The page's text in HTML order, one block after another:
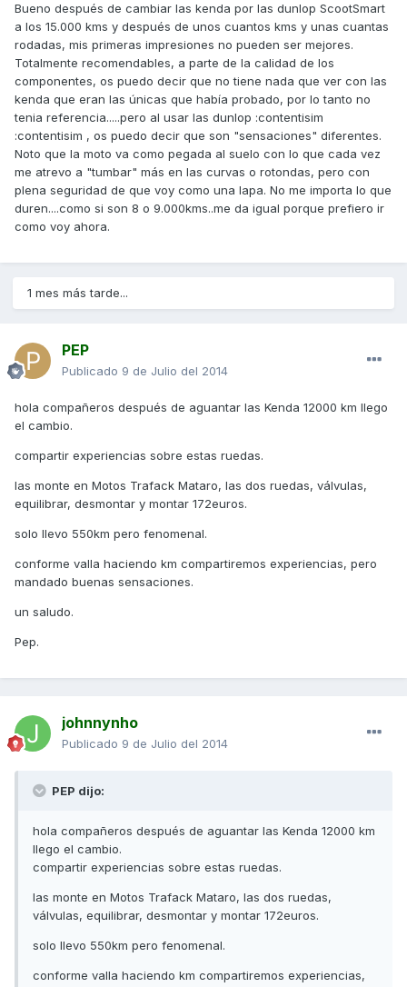
Bueno después de cambiar las kenda por las dunlop ScootSmart
a los 15.000 kms y después de unos cuantos kms y unas cuantas
rodadas, mis primeras impresiones no pueden ser mejores.
Totalmente recomendables, a parte de la calidad de los
componentes, os puedo decir que no tiene nada que ver con las
kenda que eran las únicas que había probado, por lo tanto no
tenia referencia.....pero al usar las dunlop :contentisim
:contentisim , os puedo decir que son "sensaciones" diferentes.
Noto que la moto va como pegada al suelo con lo que cada vez
me atrevo a "tumbar" más en las curvas o rotondas, pero con
plena seguridad de que voy como una lapa. No me importa lo que
duren....como si son 8 o 9.000kms..me da igual porque prefiero ir
como voy ahora.
1 mes más tarde...
PEP
Publicado 9 de Julio del 2014
hola compañeros después de aguantar las Kenda 12000 km llego
el cambio.
compartir experiencias sobre estas ruedas.
las monte en Motos Trafack Mataro, las dos ruedas, válvulas,
equilibrar, desmontar y montar 172euros.
solo llevo 550km pero fenomenal.
conforme valla haciendo km compartiremos experiencias, pero
mandado buenas sensaciones.
un saludo.
Pep.
johnnynho
Publicado 9 de Julio del 2014
PEP dijo:
hola compañeros después de aguantar las Kenda 12000 km
llego el cambio.
compartir experiencias sobre estas ruedas.
las monte en Motos Trafack Mataro, las dos ruedas,
válvulas, equilibrar, desmontar y montar 172euros.
solo llevo 550km pero fenomenal.
conforme valla haciendo km compartiremos experiencias,